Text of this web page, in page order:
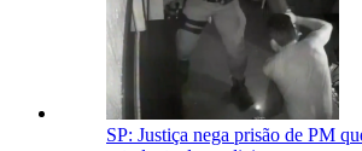
SP: Justiça nega prisão de PM